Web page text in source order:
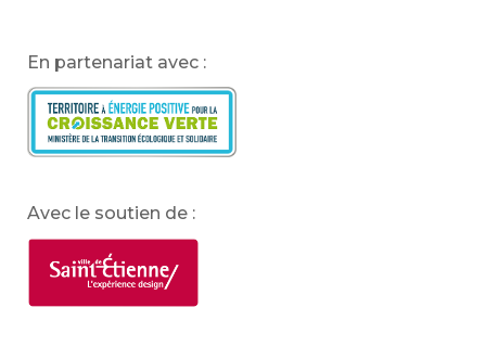
En partenariat avec :
Avec le soutien de :